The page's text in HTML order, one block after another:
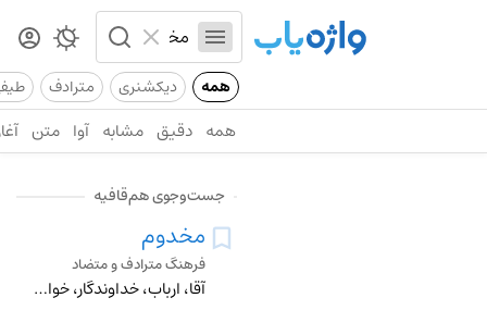
همه دیکشنری مترادف
همه دقیق مشابه آوا متن
جست‌وجوی هم‌قافیه
مخدوم
فرهنگ مترادف و متضاد
آقا، ارباب، خداوندگار، خواجه، سرور، فرمانروا، کارفرما ≠ خادم